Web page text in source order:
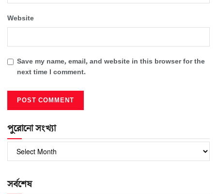
Website
Save my name, email, and website in this browser for the
next time I comment.
পুরোনো সংখ্যা
সংখ্যা
সর্বশেষ